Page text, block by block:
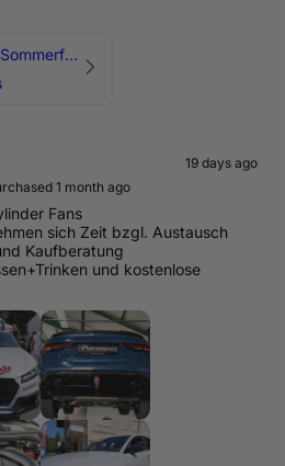
HPerformance Sommerfest 2026
19 days ago
1 month ago
Fans
sich Zeit bzgl. Austausch
Kaufberatung
und kostenlose